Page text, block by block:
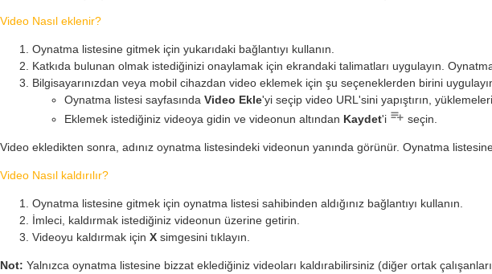
Video Nasıl eklenir?
Oynatma listesine gitmek için yukarıdaki bağlantıyı kullanın.
Katkıda bulunan olmak istediğinizi onaylamak için ekrandaki talimatları uygulayın.
Bilgisayarınızdan veya mobil cihazdan video eklemek için şu seçeneklerden birini
Oynatma listesi sayfasında Video Ekle'yi seçip video URL'sini yapıştırın,
Eklemek istediğiniz videoya gidin ve videonun altından Kaydet'i seçin.
Video ekledikten sonra, adınız oynatma listesindeki videonun yanında görünür. Oynatma
Video Nasıl kaldırılır?
Oynatma listesine gitmek için oynatma listesi sahibinden aldığınız bağlantıyı kullanın.
İmleci, kaldırmak istediğiniz videonun üzerine getirin.
Videoyu kaldırmak için X simgesini tıklayın.
Not: Yalnızca oynatma listesine bizzat eklediğiniz videoları kaldırabilirsiniz (diğer ortak